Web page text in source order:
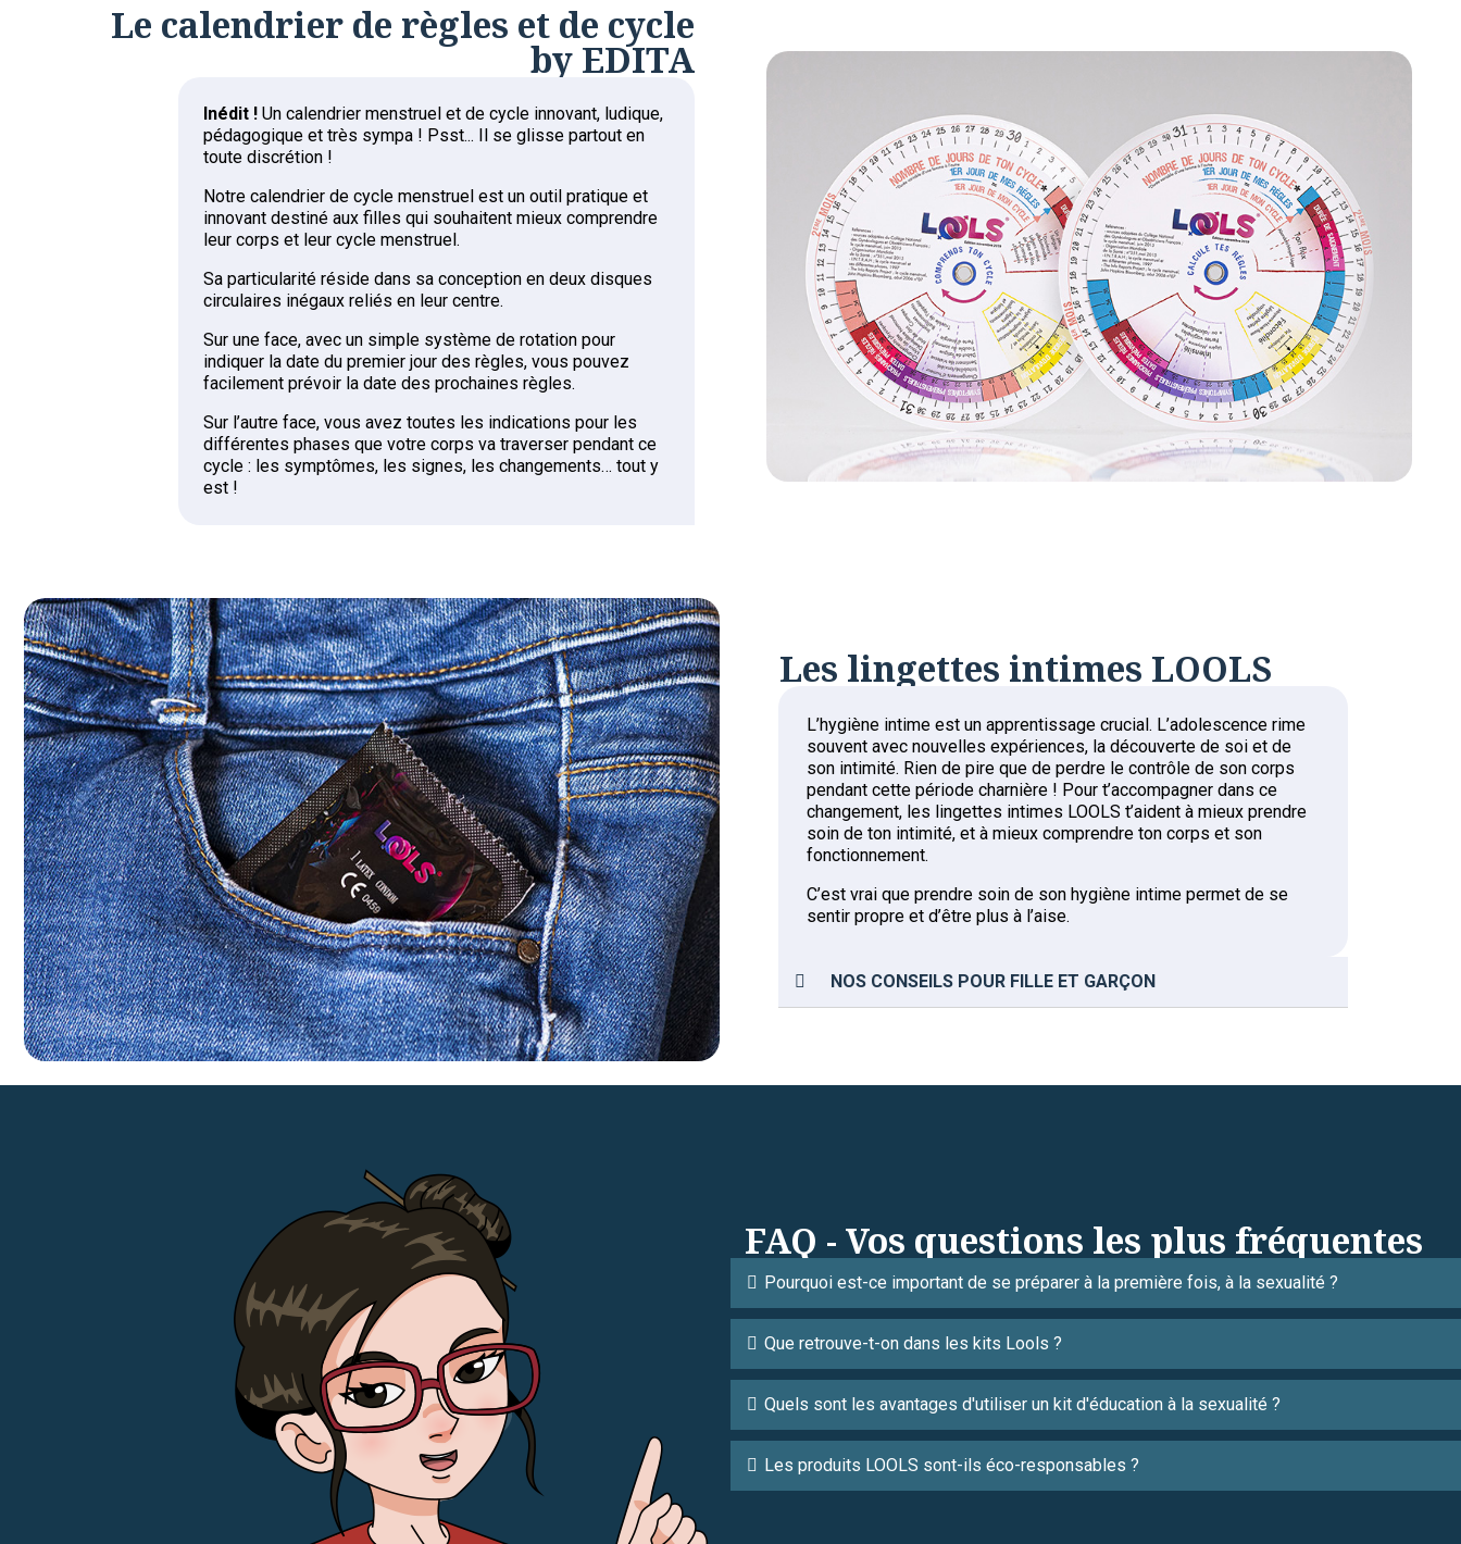
Le calendrier de règles et de cycle
by EDITA
Inédit ! Un calendrier menstruel et de cycle innovant, ludique,
pédagogique et très sympa ! Psst... Il se glisse partout en
toute discrétion !
Notre calendrier de cycle menstruel est un outil pratique et
innovant destiné aux filles qui souhaitent mieux comprendre
leur corps et leur cycle menstruel.
Sa particularité réside dans sa conception en deux disques
circulaires inégaux reliés en leur centre.
Sur une face, avec un simple système de rotation pour
indiquer la date du premier jour des règles, vous pouvez
facilement prévoir la date des prochaines règles.
Sur l’autre face, vous avez toutes les indications pour les
différentes phases que votre corps va traverser pendant ce
cycle : les symptômes, les signes, les changements… tout y
est !
Les lingettes intimes LOOLS
L’hygiène intime est un apprentissage crucial. L’adolescence rime
souvent avec nouvelles expériences, la découverte de soi et de
son intimité. Rien de pire que de perdre le contrôle de son corps
pendant cette période charnière ! Pour t’accompagner dans ce
changement, les lingettes intimes LOOLS t’aident à mieux prendre
soin de ton intimité, et à mieux comprendre ton corps et son
fonctionnement.
C’est vrai que prendre soin de son hygiène intime permet de se
sentir propre et d’être plus à l’aise.
NOS CONSEILS POUR FILLE ET GARÇON
FAQ - Vos questions les plus fréquentes
Pourquoi est-ce important de se préparer à la première fois, à la sexualité ?
Que retrouve-t-on dans les kits Lools ?
Quels sont les avantages d'utiliser un kit d'éducation à la sexualité ?
Les produits LOOLS sont-ils éco-responsables ?